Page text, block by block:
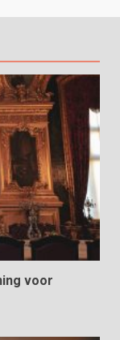
voor